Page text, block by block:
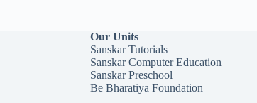
Our Units
Sanskar Tutorials
Sanskar Computer Education
Sanskar Preschool
Be Bharatiya Foundation